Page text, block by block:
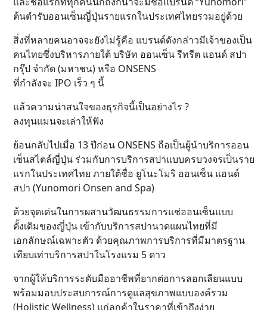
ต้นตำรับออนเซ็นญี่ปุ่นรายแรกในประเทศไทยรวมอยู่ด้วย
สิ่งที่หลายคนอาจจะยังไม่รู้คือ แบรนด์ดังกล่าวมีเจ้าของเป็น
คนไทยซึ่งบริหารภายใต้ บริษัท ออนเซ็น รีทรีต แอนด์ สปา
กรุ๊ป จำกัด (มหาชน) หรือ ONSENS
ที่กำลังจะ IPO เร็ว ๆ นี้
แล้วความน่าสนใจของธุรกิจนี้เป็นอย่างไร ?
ลงทุนแมนจะเล่าให้ฟัง
ย้อนกลับไปเมื่อ 13 ปีก่อน ONSENS ถือเป็นผู้นำบริการออน
เซ็นสไตล์ญี่ปุ่น ร่วมกับการบริการสปาแบบครบวงจรเป็นราย
แรกในประเทศไทย ภายใต้ชื่อ ยูโนะโมริ ออนเซ็น แอนด์
สปา (Yunomori Onsen and Spa)
ด้วยจุดเด่นในการผสานวัฒนธรรมการแช่ออนเซ็นแบบ
ดั้งเดิมของญี่ปุ่น เข้ากับบริการสปานวดแผนไทยที่มี
เอกลักษณ์เฉพาะตัว ด้วยคุณภาพการบริการที่มีมาตรฐาน
เทียบเท่าบริการสปาในโรงแรม 5 ดาว
จากผู้ให้บริการระดับมืออาชีพที่ยากต่อการลอกเลียนแบบ
พร้อมมอบประสบการณ์การดูแลสุขภาพแบบองค์รวม
(Holistic Wellness) แก่ลูกค้าในราคาที่เข้าถึงง่าย